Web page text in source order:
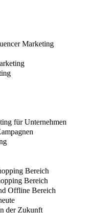
Marketing
für Unternehmen
Bereich
Bereich
Offline Bereich
der Zukunft